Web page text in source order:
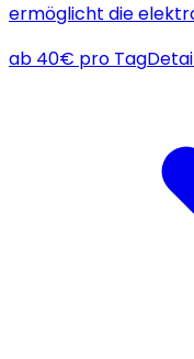
ermöglicht die
Effekte bei Events
ab 40€ pro Tag